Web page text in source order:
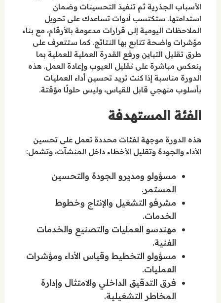
الأسباب الجذرية ثم تنفيذ التحسينات وضمان
استدامتها. ستكتسب أدوات تساعدك على تحويل
الملاحظات اليومية إلى قرارات مدعومة بالأرقام، مع بناء
مؤشرات واضحة تتابع بها النتائج. كما ستتعرف على
طرق تقليل التباين ورفع القدرة العملية للعملية بما
ينعكس مباشرة على تقليل العيوب وإعادة العمل. هذه
الدورة مناسبة إذا كنت تريد تحسين أداء العمليات
بأسلوب منهجي قابل للقياس، وليس حلولًا مؤقتة.
الفئة المستهدفة
هذه الدورة موجهة لفئات محددة تعمل على تحسين
الأداء والجودة وتقليل الأخطاء داخل المنشآت، وتشمل:
مسؤولو ومديرو الجودة والتحسين
المستمر.
مشرفو التشغيل والإنتاج وخطوط
الخدمات.
مهندسو العمليات والتصنيع والخدمات
الفنية.
مسؤولو التخطيط وقياس الأداء ومؤشرات
العمليات.
فرق التدقيق الداخلي والامتثال وإدارة
المخاطر التشغيلية.